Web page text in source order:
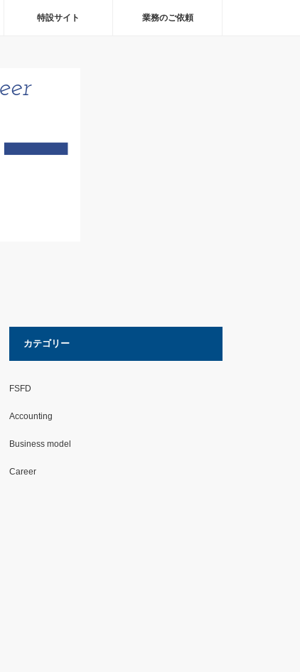
特設サイト 業務のご依頼
カテゴリー
FSFD
Accounting
Business model
Career